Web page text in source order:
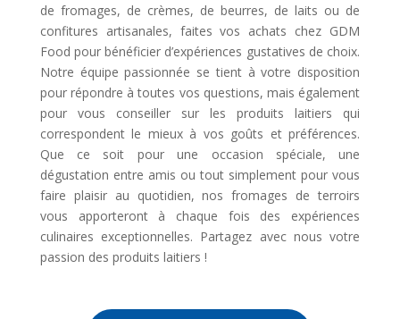
de fromages, de crèmes, de beurres, de laits ou de
confitures artisanales, faites vos achats chez GDM
Food pour bénéficier d’expériences gustatives de choix.
Notre équipe passionnée se tient à votre disposition
pour répondre à toutes vos questions, mais également
pour vous conseiller sur les produits laitiers qui
correspondent le mieux à vos goûts et préférences.
Que ce soit pour une occasion spéciale, une
dégustation entre amis ou tout simplement pour vous
faire plaisir au quotidien, nos fromages de terroirs
vous apporteront à chaque fois des expériences
culinaires exceptionnelles. Partagez avec nous votre
passion des produits laitiers !